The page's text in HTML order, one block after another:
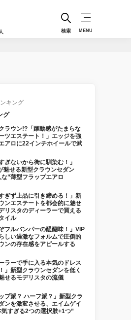
検索 MENU
キング
グ
ラウン!?「躍動感がたまらな
ツエステート！」エッジを強
アロに22インチホイールで武
ぎないから街に馴染む！」
魅せる新型クラウンセダン
な”薄型フラップエアロ
すぎず上品に引き締める！」新
ンエステートを都会的に魅せ
リスタのディーラーで買える
イル
ぞフルバンパーの醍醐味！」VIP
しい過激なフォルムで圧倒的
ンの存在感をアピールする
ラーで手に入る本気のドレス
」新型クラウンセダンを低く
せるモデリスタの流儀
プ派？ ハーフ派？」新型クラ
ンを激変させる、エイムゲイ
気すぎる2つの選択肢+1つ”